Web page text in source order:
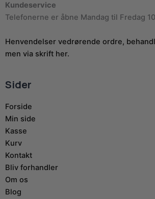
Kundeservice
Telefonerne er åbne Mandag til Fredag
Henvendelser vedrørende ordre,
men via skrift her.
Sider
Forside
Min side
Kasse
Kurv
Kontakt
Bliv forhandler
Om os
Blog